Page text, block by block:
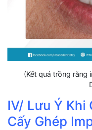
(Kết quả trồng răng
IV/ Lưu Ý Khi
Cấy Ghép